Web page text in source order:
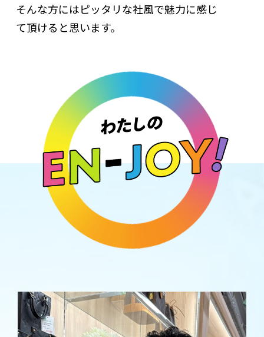
そんな方にはピッタリな社風で魅力に感じ
て頂けると思います。